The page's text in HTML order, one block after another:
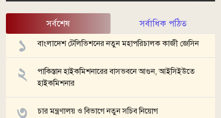
সর্বশেষ সর্বাধিক পঠিত
বাংলাদেশ টেলিভিশনের নতুন মহাপরিচালক কাজী জেসিন
পাকিস্তান হাইকমিশনারের বাসভবনে আগুন, আইসিইউতে
হাইকমিশনার
চার মন্ত্রণালয় ও বিভাগে নতুন সচিব নিয়োগ